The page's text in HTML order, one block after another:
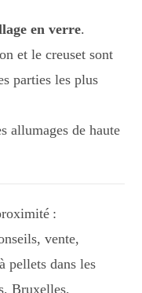
en verre.
et le creuset sont
parties les plus
allumages de haute